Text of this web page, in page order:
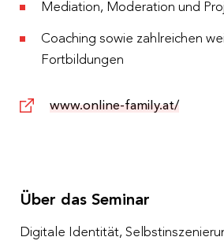
Mediation, Moderation und
Coaching sowie zahlreichen
Fortbildungen
www.online-family.at/
Über das Seminar
Digitale Identität,